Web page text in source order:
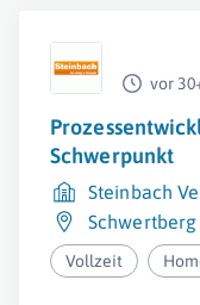
vor
Schwerpunkt
Steinbach
Schwertberg
Vollzeit